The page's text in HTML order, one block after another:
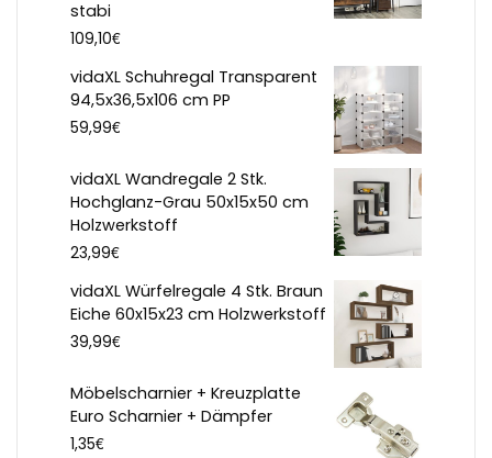
stabi
109,10€
vidaXL Schuhregal Transparent
94,5x36,5x106 cm PP
59,99€
vidaXL Wandregale 2 Stk.
Hochglanz-Grau 50x15x50 cm
Holzwerkstoff
23,99€
vidaXL Würfelregale 4 Stk. Braun
Eiche 60x15x23 cm Holzwerkstoff
39,99€
Möbelscharnier + Kreuzplatte
Euro Scharnier + Dämpfer
1,35€